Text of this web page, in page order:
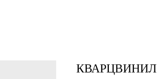
КВАРЦВИНИЛ